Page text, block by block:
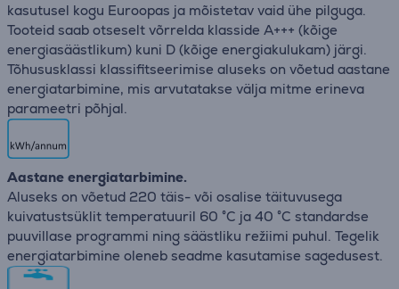
kasutusel kogu Euroopas ja mõistetav vaid ühe pilguga.
Tooteid saab otseselt võrrelda klasside A+++ (kõige
energiasäästlikum) kuni D (kõige energiakulukam) järgi.
Tõhususklassi klassifitseerimise aluseks on võetud aastane
energiatarbimine, mis arvutatakse välja mitme erineva
parameetri põhjal.
Aastane energiatarbimine.
Aluseks on võetud 220 täis- või osalise täituvusega
kuivatustsüklit temperatuuril 60 °C ja 40 °C standardse
puuvillase programmi ning säästliku režiimi puhul. Tegelik
energiatarbimine oleneb seadme kasutamise sagedusest.